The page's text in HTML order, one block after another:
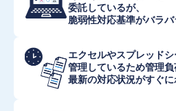
委託しているが、
脆弱性対応基準がバラバ
エクセルやスプレッド
管理しているため管理負
最新の対応状況がすぐに